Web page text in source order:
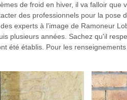
de froid en hiver, il va falloir que
des professionnels pour la pose
experts à l'image de Ramoneur
plusieurs années. Sachez qu'il
été établis. Pour les